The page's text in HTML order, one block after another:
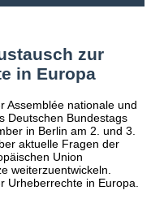
zur
in Europa
Assemblée nationale und
Deutschen Bundestags
in Berlin am 2. und 3.
aktuelle Fragen der
Union
weiterzuentwickeln.
Urheberrechte in Europa.